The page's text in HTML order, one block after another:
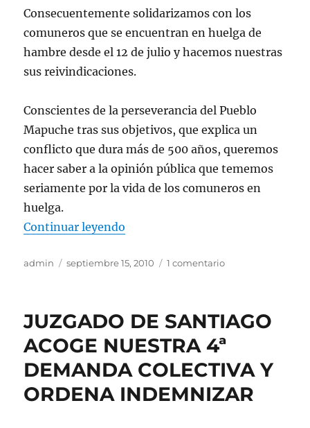
Consecuentemente solidarizamos con los
comuneros que se encuentran en huelga de
hambre desde el 12 de julio y hacemos nuestras
sus reivindicaciones.
Conscientes de la perseverancia del Pueblo
Mapuche tras sus objetivos, que explica un
conflicto que dura más de 500 años, queremos
hacer saber a la opinión pública que tememos
seriamente por la vida de los comuneros en
huelga.
Continuar leyendo
Autor
admin
Publicado
septiembre 15, 2010 1 comentarioen
A
HAMBRE
MAPUCHE
JUZGADO DE SANTIAGO
ACOGE NUESTRA 4ª
DEMANDA COLECTIVA Y
ORDENA INDEMNIZAR